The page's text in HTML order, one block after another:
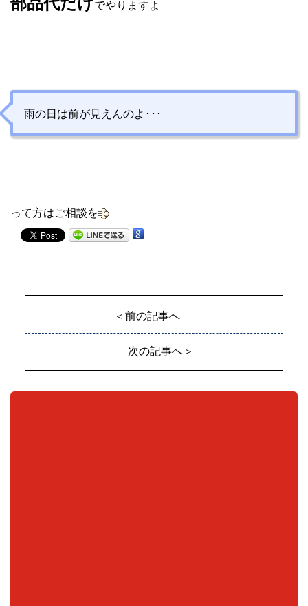
でやりますよ
雨の日は前が見えんのよ･･･
って方はご相談を
＜前の記事へ
次の記事へ＞